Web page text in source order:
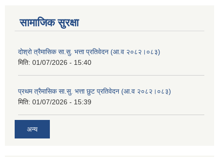
सामाजिक सुरक्षा
दोश्रो त्रैमासिक सा.सु. भत्ता प्रतिवेदन (आ.व २०८२।०८३)
मिति: 01/07/2026 - 15:40
प्रथम त्रैमासिक सा.सु. भत्ता छुट प्रतिवेदन (आ.व २०८२।०८३)
मिति: 01/07/2026 - 15:39
अन्य